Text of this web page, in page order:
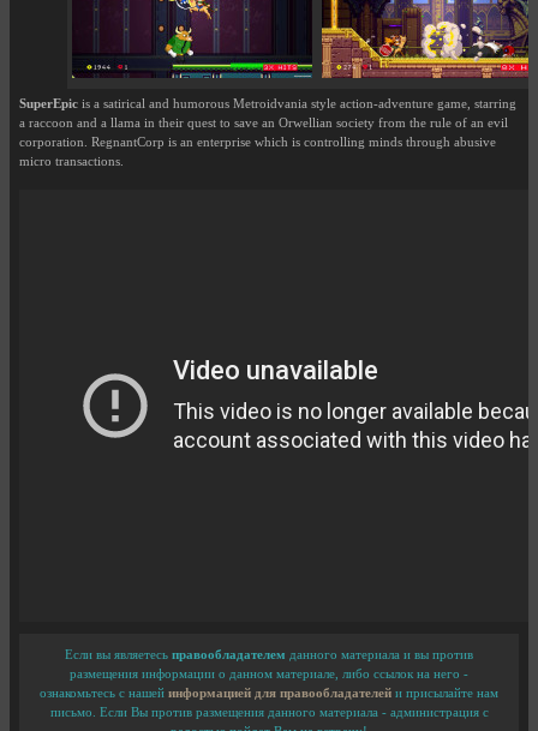
SuperEpic is a satirical and humorous Metroidvania style action-adventure game, starring
a raccoon and a llama in their quest to save an Orwellian society from the rule of an evil
corporation. RegnantCorp is an enterprise which is controlling minds through abusive
micro transactions.
Если вы являетесь правообладателем данного материала и вы против
размещения информации о данном материале, либо ссылок на него -
ознакомьтесь с нашей информацией для правообладателей и присылайте нам
письмо. Если Вы против размещения данного материала - администрация с